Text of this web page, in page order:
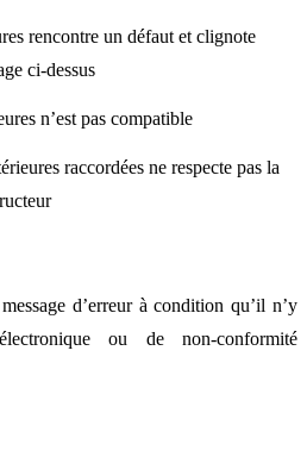
rencontre un défaut et clignote
ci-dessus
n’est pas compatible
raccordées ne respecte pas la
d’erreur à condition qu’il n’y
ou de non-conformité